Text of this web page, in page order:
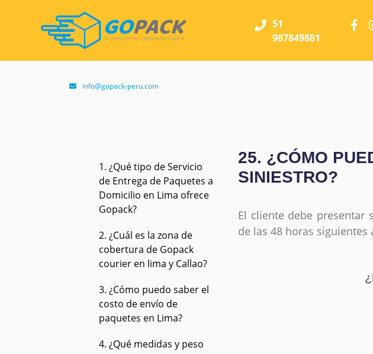
51
987849881
info@gopack-peru.com
1. ¿Qué tipo de Servicio
de Entrega de Paquetes a
Domicilio en Lima ofrece
Gopack?
2. ¿Cuál es la zona de
cobertura de Gopack
courier en lima y Callao?
3. ¿Cómo puedo saber el
costo de envío de
paquetes en Lima?
4. ¿Qué medidas y peso
25. ¿CÓMO
SINIESTRO?
El cliente debe
de las 48 horas